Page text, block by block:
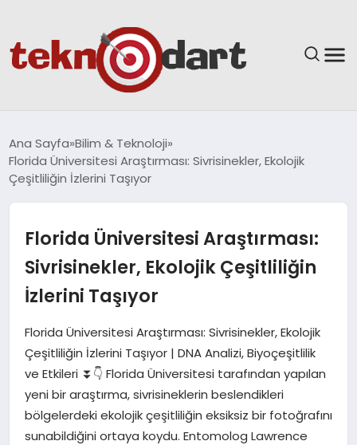
YAŞAM
GÜNDEM
SPOR
EKONOMI
MAGAZIN
Ana Sayfa Bilim & Teknoloji
Florida Üniversitesi Araştırması: Sivrisinekler, Ekolojik
Çeşitliliğin İzlerini Taşıyor
Florida Üniversitesi Araştırması:
Sivrisinekler, Ekolojik Çeşitliliğin
İzlerini Taşıyor
Florida Üniversitesi Araştırması: Sivrisinekler, Ekolojik
Çeşitliliğin İzlerini Taşıyor | DNA Analizi, Biyoçeşitlilik
ve Etkileri ⏬👇 Florida Üniversitesi tarafından yapılan
yeni bir araştırma, sivrisineklerin beslendikleri
bölgelerdeki ekolojik çeşitliliğin eksiksiz bir fotoğrafını
sunabildiğini ortaya koydu. Entomolog Lawrence